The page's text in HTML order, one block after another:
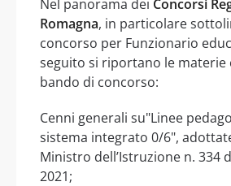
Nel panorama dei Concorsi
Romagna, in particolare
concorso per Funzionario
seguito si riportano le materie
bando di concorso:
Cenni generali su"Linee
sistema integrato 0/6",
Ministro dell’Istruzione n. 334
2021;